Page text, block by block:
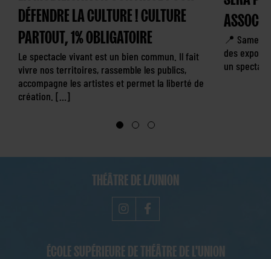
DÉFENDRE LA CULTURE ! CULTURE
PARTOUT, 1% OBLIGATOIRE
Le spectacle vivant est un bien commun. Il fait
vivre nos territoires, rassemble les publics,
accompagne les artistes et permet la liberté de
création. […]
📍 Samedi
des
un
THÉÂTRE DE L/UNION
ÉCOLE SUPÉRIEURE DE THÉÂTRE DE L'UNION